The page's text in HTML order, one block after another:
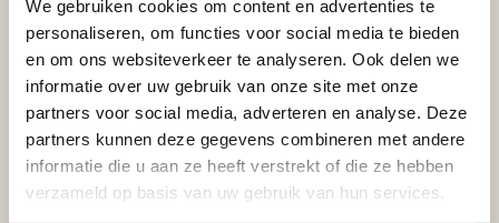
We gebruiken cookies om content en advertenties te
personaliseren, om functies voor social media te bieden
en om ons websiteverkeer te analyseren. Ook delen we
informatie over uw gebruik van onze site met onze
partners voor social media, adverteren en analyse. Deze
partners kunnen deze gegevens combineren met andere
informatie die u aan ze heeft verstrekt of die ze hebben
verzameld op basis van uw gebruik van hun services.
Reviews
Tags
Gerelateerde producten
BISON
Bison Polymax High Tack
Express (425 gram) €11,95